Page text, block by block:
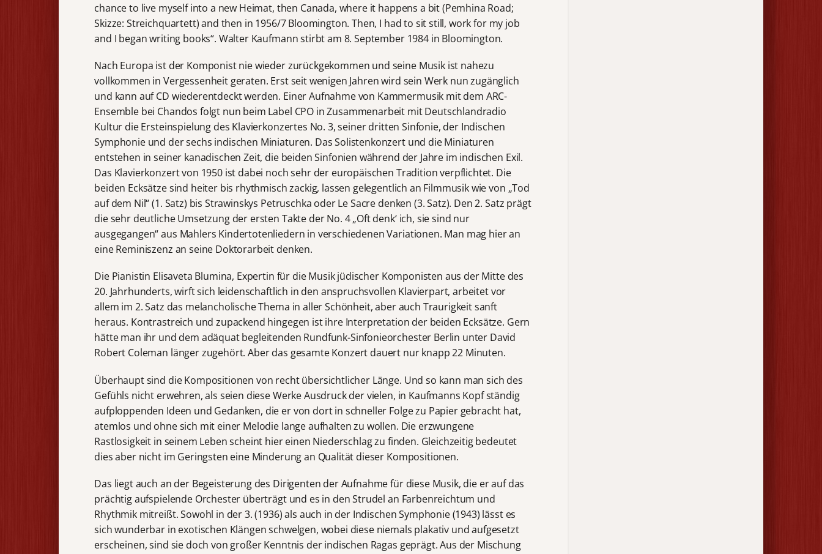
chance to live myself into a new Heimat, then Canada, where it happens a bit (Pemhina Road;
Skizze: Streichquartett) and then in 1956/7 Bloomington. Then, I had to sit still, work for my job
and I began writing books“. Walter Kaufmann stirbt am 8. September 1984 in Bloomington.
Nach Europa ist der Komponist nie wieder zurückgekommen und seine Musik ist nahezu
vollkommen in Vergessenheit geraten. Erst seit wenigen Jahren wird sein Werk nun zugänglich
und kann auf CD wiederentdeckt werden. Einer Aufnahme von Kammermusik mit dem ARC-
Ensemble bei Chandos folgt nun beim Label CPO in Zusammenarbeit mit Deutschlandradio
Kultur die Ersteinspielung des Klavierkonzertes No. 3, seiner dritten Sinfonie, der Indischen
Symphonie und der sechs indischen Miniaturen. Das Solistenkonzert und die Miniaturen
entstehen in seiner kanadischen Zeit, die beiden Sinfonien während der Jahre im indischen Exil.
Das Klavierkonzert von 1950 ist dabei noch sehr der europäischen Tradition verpflichtet. Die
beiden Ecksätze sind heiter bis rhythmisch zackig, lassen gelegentlich an Filmmusik wie von „Tod
auf dem Nil“ (1. Satz) bis Strawinskys Petruschka oder Le Sacre denken (3. Satz). Den 2. Satz prägt
die sehr deutliche Umsetzung der ersten Takte der No. 4 „Oft denk‘ ich, sie sind nur
ausgegangen“ aus Mahlers Kindertotenliedern in verschiedenen Variationen. Man mag hier an
eine Reminiszenz an seine Doktorarbeit denken.
Die Pianistin Elisaveta Blumina, Expertin für die Musik jüdischer Komponisten aus der Mitte des
20. Jahrhunderts, wirft sich leidenschaftlich in den anspruchsvollen Klavierpart, arbeitet vor
allem im 2. Satz das melancholische Thema in aller Schönheit, aber auch Traurigkeit sanft
heraus. Kontrastreich und zupackend hingegen ist ihre Interpretation der beiden Ecksätze. Gern
hätte man ihr und dem adäquat begleitenden Rundfunk-Sinfonieorchester Berlin unter David
Robert Coleman länger zugehört. Aber das gesamte Konzert dauert nur knapp 22 Minuten.
Überhaupt sind die Kompositionen von recht übersichtlicher Länge. Und so kann man sich des
Gefühls nicht erwehren, als seien diese Werke Ausdruck der vielen, in Kaufmanns Kopf ständig
aufploppenden Ideen und Gedanken, die er von dort in schneller Folge zu Papier gebracht hat,
atemlos und ohne sich mit einer Melodie lange aufhalten zu wollen. Die erzwungene
Rastlosigkeit in seinem Leben scheint hier einen Niederschlag zu finden. Gleichzeitig bedeutet
dies aber nicht im Geringsten eine Minderung an Qualität dieser Kompositionen.
Das liegt auch an der Begeisterung des Dirigenten der Aufnahme für diese Musik, die er auf das
prächtig aufspielende Orchester überträgt und es in den Strudel an Farbenreichtum und
Rhythmik mitreißt. Sowohl in der 3. (1936) als auch in der Indischen Symphonie (1943) lässt es
sich wunderbar in exotischen Klängen schwelgen, wobei diese niemals plakativ und aufgesetzt
erscheinen, sind sie doch von großer Kenntnis der indischen Ragas geprägt. Aus der Mischung